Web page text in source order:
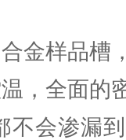
样品槽
，全面的
不会渗漏